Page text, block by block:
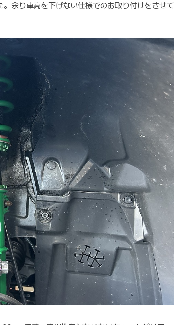
余り車高を下げない仕様でのお取り付けをさせて